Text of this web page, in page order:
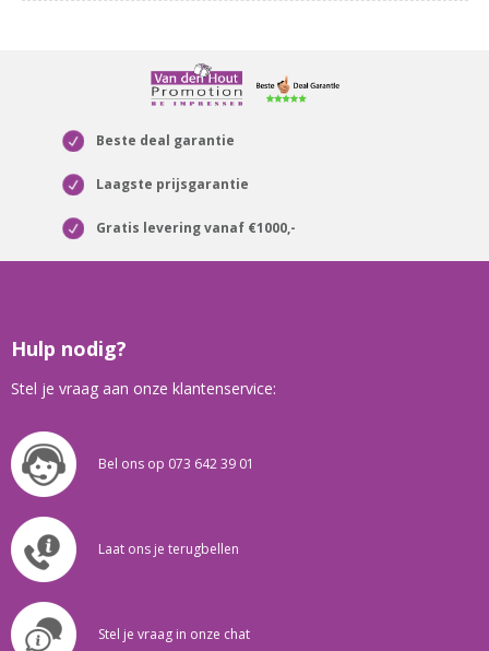
Beste deal garantie
Laagste prijsgarantie
Gratis levering vanaf €1000,-
Hulp nodig?
Stel je vraag aan onze klantenservice:
Bel ons op 073 642 39 01
Laat ons je terugbellen
Stel je vraag in onze chat